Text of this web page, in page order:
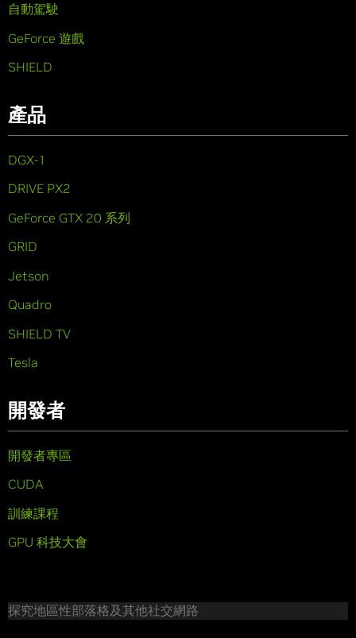
自動駕駛
GeForce 遊戲
SHIELD
產品
DGX-1
DRIVE PX2
GeForce GTX 20 系列
GRID
Jetson
Quadro
SHIELD TV
Tesla
開發者
開發者專區
CUDA
訓練課程
GPU 科技大會
探究地區性部落格及其他社交網路